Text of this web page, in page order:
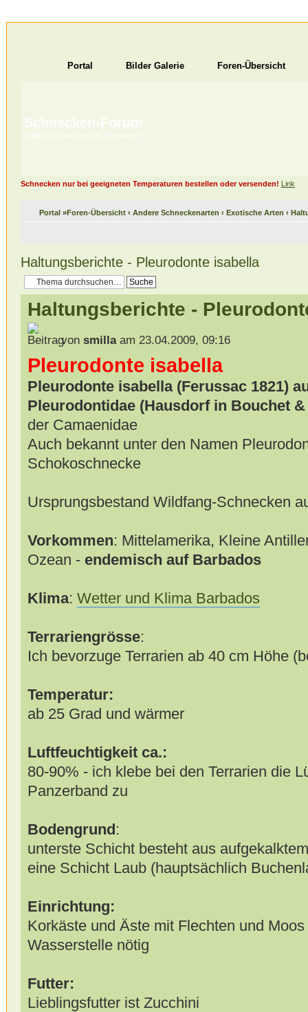
Portal Bilder Galerie Foren-Übersicht
Schnecken-Forum
Habt ihr Schnecken als Haustiere?
Schnecken nur bei geeigneten Temperaturen bestellen oder versenden! Link
Portal»Foren-Übersicht ‹ Andere Schneckenarten ‹ Exotische Arten ‹
Haltungsberichte - Pleurodonte isabella
Haltungsberichte -
von smillaam 23.04.2009, 09:16
Pleurodonte isabella
Pleurodonte isabella (Ferussac 1821)
Pleurodontidae (Hausdorf in Bouchet
der Camaenidae
Auch bekannt unter den Namen
Schokoschnecke
Ursprungsbestand Wildfang-Schnecken
Vorkommen: Mittelamerika, Kleine
Ozean - endemisch auf Barbados
Klima: Wetter und Klima Barbados
Terrariengrösse:
Ich bevorzuge Terrarien ab 40 cm Höhe
Temperatur:
ab 25 Grad und wärmer
Luftfeuchtigkeit ca.:
80-90% - ich klebe bei den Terrarien die
Panzerband zu
Bodengrund:
unterste Schicht besteht aus
eine Schicht Laub (hauptsächlich
Einrichtung:
Korkäste und Äste mit Flechten und Moos
Wasserstelle nötig
Futter:
Lieblingsfutter ist Zucchini